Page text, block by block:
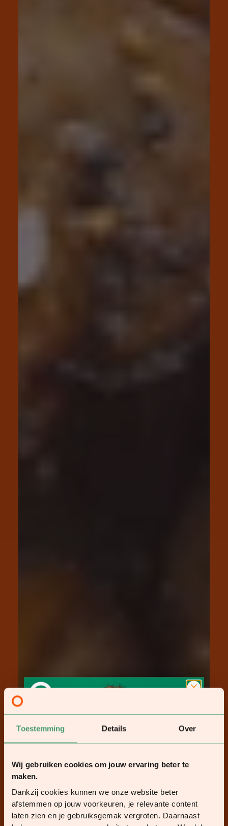
Toestemming Details Over
Wij gebruiken cookies om jouw ervaring beter te
maken.
Dankzij cookies kunnen we onze website beter
afstemmen op jouw voorkeuren, je relevante content
laten zien en je gebruiksgemak vergroten. Daarnaast